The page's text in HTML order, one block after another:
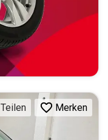
Teilen Merken